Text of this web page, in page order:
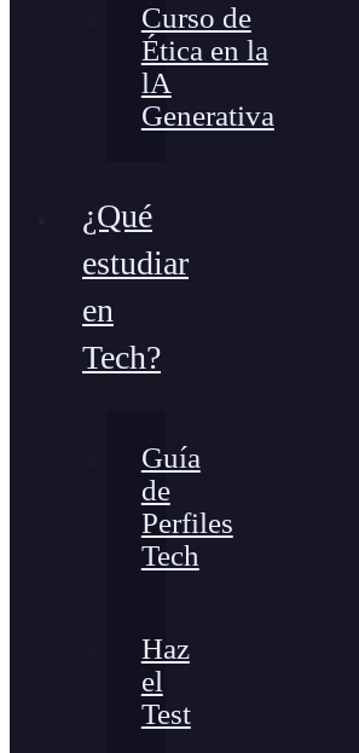
Curso de
Ética en la
lA
Generativa
¿Qué
estudiar
en
Tech?
Guía
de
Perfiles
Tech
Haz
el
Test